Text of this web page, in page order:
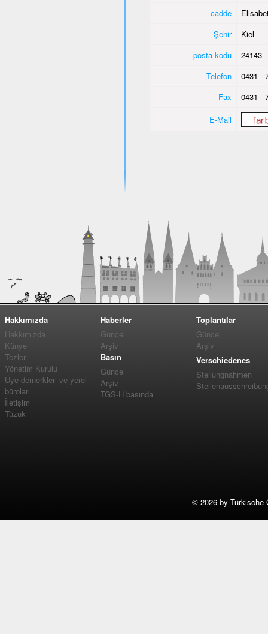
cadde
Şehir
Kiel
posta kodu
24143
Telefon
0431 -
Fax
0431 -
E-Mail
Hakkımızda
Hakkımızda
Künye
Tezler
Yönetim Kurulu
Üye dernerkleri ve yerel
büroları
İletişim
Tüzük
Haberler
Güncel
Arşiv
Basın
Güncel
Arşiv
TGS-H basında
Toplantılar
Güncel
Arşiv
Verschiedenes
Stellungnahmen
© 2026 by Türkische